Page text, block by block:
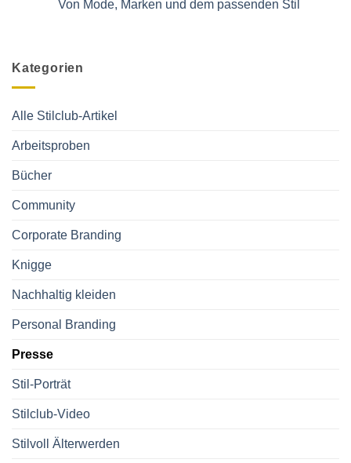
sucht
wollen
Von Mode, Marken und dem passenden Stil
Mode,
Marken
Stil
Kategorien
Alle Stilclub-Artikel
Arbeitsproben
Bücher
Community
Corporate Branding
Knigge
Nachhaltig kleiden
Personal Branding
Presse
Stil-Porträt
Stilclub-Video
Stilvoll Älterwerden